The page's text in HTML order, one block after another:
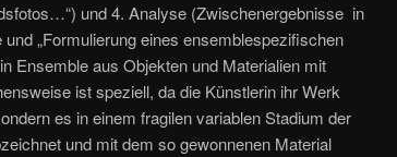
und 4. Analyse (Zwischenergebnisse in
„Formulierung eines ensemblespezifischen
Ensemble aus Objekten und Materialien mit
ist speziell, da die Künstlerin ihr Werk
es in einem fragilen variablen Stadium der
und mit dem so gewonnenen Material